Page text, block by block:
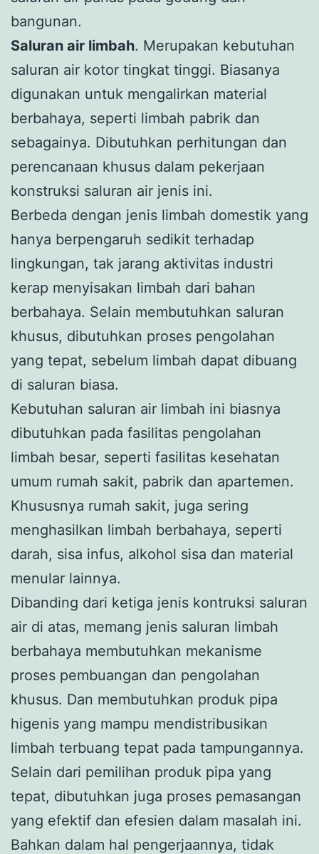
bangunan.
Saluran air limbah. Merupakan kebutuhan
saluran air kotor tingkat tinggi. Biasanya
digunakan untuk mengalirkan material
berbahaya, seperti limbah pabrik dan
sebagainya. Dibutuhkan perhitungan dan
perencanaan khusus dalam pekerjaan
konstruksi saluran air jenis ini.
Berbeda dengan jenis limbah domestik yang
hanya berpengaruh sedikit terhadap
lingkungan, tak jarang aktivitas industri
kerap menyisakan limbah dari bahan
berbahaya. Selain membutuhkan saluran
khusus, dibutuhkan proses pengolahan
yang tepat, sebelum limbah dapat dibuang
di saluran biasa.
Kebutuhan saluran air limbah ini biasnya
dibutuhkan pada fasilitas pengolahan
limbah besar, seperti fasilitas kesehatan
umum rumah sakit, pabrik dan apartemen.
Khususnya rumah sakit, juga sering
menghasilkan limbah berbahaya, seperti
darah, sisa infus, alkohol sisa dan material
menular lainnya.
Dibanding dari ketiga jenis kontruksi saluran
air di atas, memang jenis saluran limbah
berbahaya membutuhkan mekanisme
proses pembuangan dan pengolahan
khusus. Dan membutuhkan produk pipa
higenis yang mampu mendistribusikan
limbah terbuang tepat pada tampungannya.
Selain dari pemilihan produk pipa yang
tepat, dibutuhkan juga proses pemasangan
yang efektif dan efesien dalam masalah ini.
Bahkan dalam hal pengerjaannya, tidak